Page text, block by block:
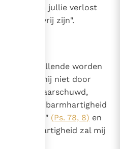
de Zoon jullie verlost
werkelijk vrij zijn".
uit zijn ellende worden
is, als hij niet door
gewaarschuwd,
"Laat uw barmhartigheid
o Heer" (Ps. 78, 8) en
zijn barmhartigheid zal mij